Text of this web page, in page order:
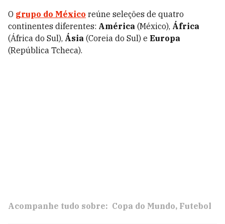
O grupo do México reúne seleções de quatro
continentes diferentes: América (México), África
(África do Sul), Ásia (Coreia do Sul) e Europa
(República Tcheca).
Acompanhe tudo sobre: Copa do Mundo Futebol